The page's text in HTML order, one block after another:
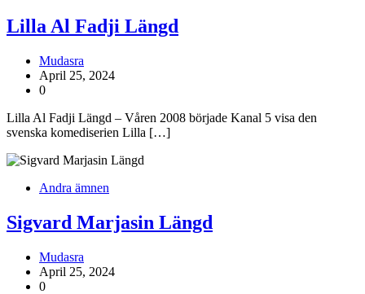
Lilla Al Fadji Längd
Mudasra
April 25, 2024
0
Lilla Al Fadji Längd – Våren 2008 började Kanal 5 visa den
svenska komediserien Lilla […]
Andra ämnen
Sigvard Marjasin Längd
Mudasra
April 25, 2024
0